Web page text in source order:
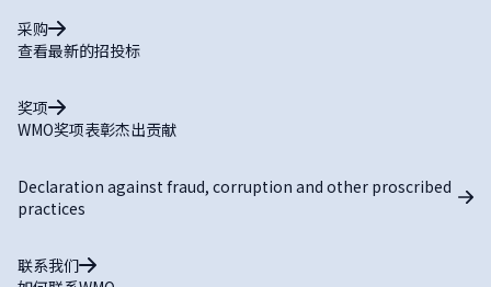
采购
查看最新的招投标
奖项
WMO奖项表彰杰出贡献
Declaration against fraud, corruption and other proscribed
practices
联系我们